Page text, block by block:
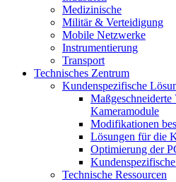
Medizinische
Militär & Verteidigung
Mobile Netzwerke
Instrumentierung
Transport
Technisches Zentrum
Kundenspezifische
Kameramodule
Modifikationen
Lösungen für die
Optimierung der
Technische Ressourcen